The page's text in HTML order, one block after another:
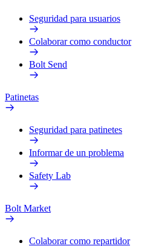
Seguridad para usuarios
Colaborar como conductor
Bolt Send
Patinetas
Seguridad para patinetes
Informar de un problema
Safety Lab
Bolt Market
Colaborar como repartidor